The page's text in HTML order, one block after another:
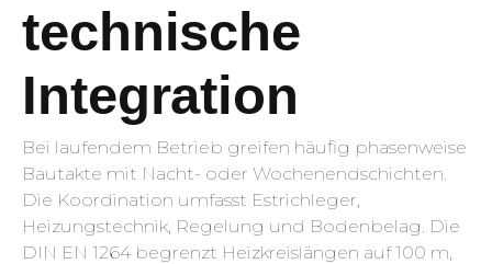
technische
Integration
Bei laufendem Betrieb greifen häufig phasenweise
Bautakte mit Nacht- oder Wochenendschichten.
Die Koordination umfasst Estrichleger,
Heizungstechnik, Regelung und Bodenbelag. Die
DIN EN 1264 begrenzt Heizkreis­längen auf 100 m,